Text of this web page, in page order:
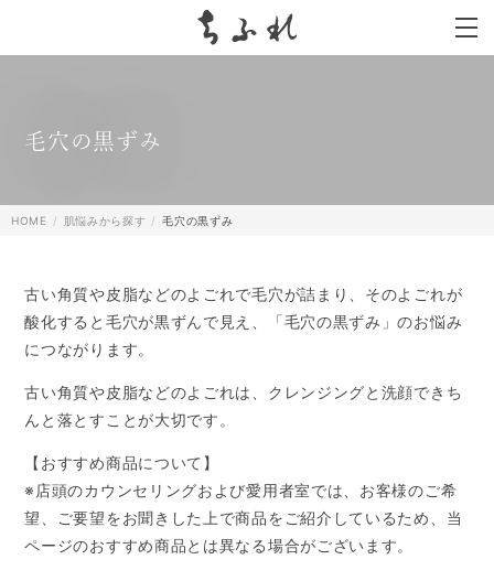
毛穴の黒ずみ
HOME 肌悩みから探す 毛穴の黒ずみ
古い角質や皮脂などのよごれで毛穴が詰まり、そのよごれが
酸化すると毛穴が黒ずんで見え、「毛穴の黒ずみ」のお悩み
につながります。
古い角質や皮脂などのよごれは、クレンジングと洗顔できち
んと落とすことが大切です。
【おすすめ商品について】
※店頭のカウンセリングおよび愛用者室では、お客様のご希
望、ご要望をお聞きした上で商品をご紹介しているため、当
ページのおすすめ商品とは異なる場合がございます。